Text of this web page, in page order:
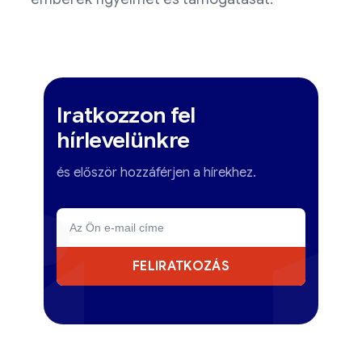
Iratkozzon fel
hírlevelünkre
és először hozzáférjen a hírekhez.
FELIRATKOZÁS